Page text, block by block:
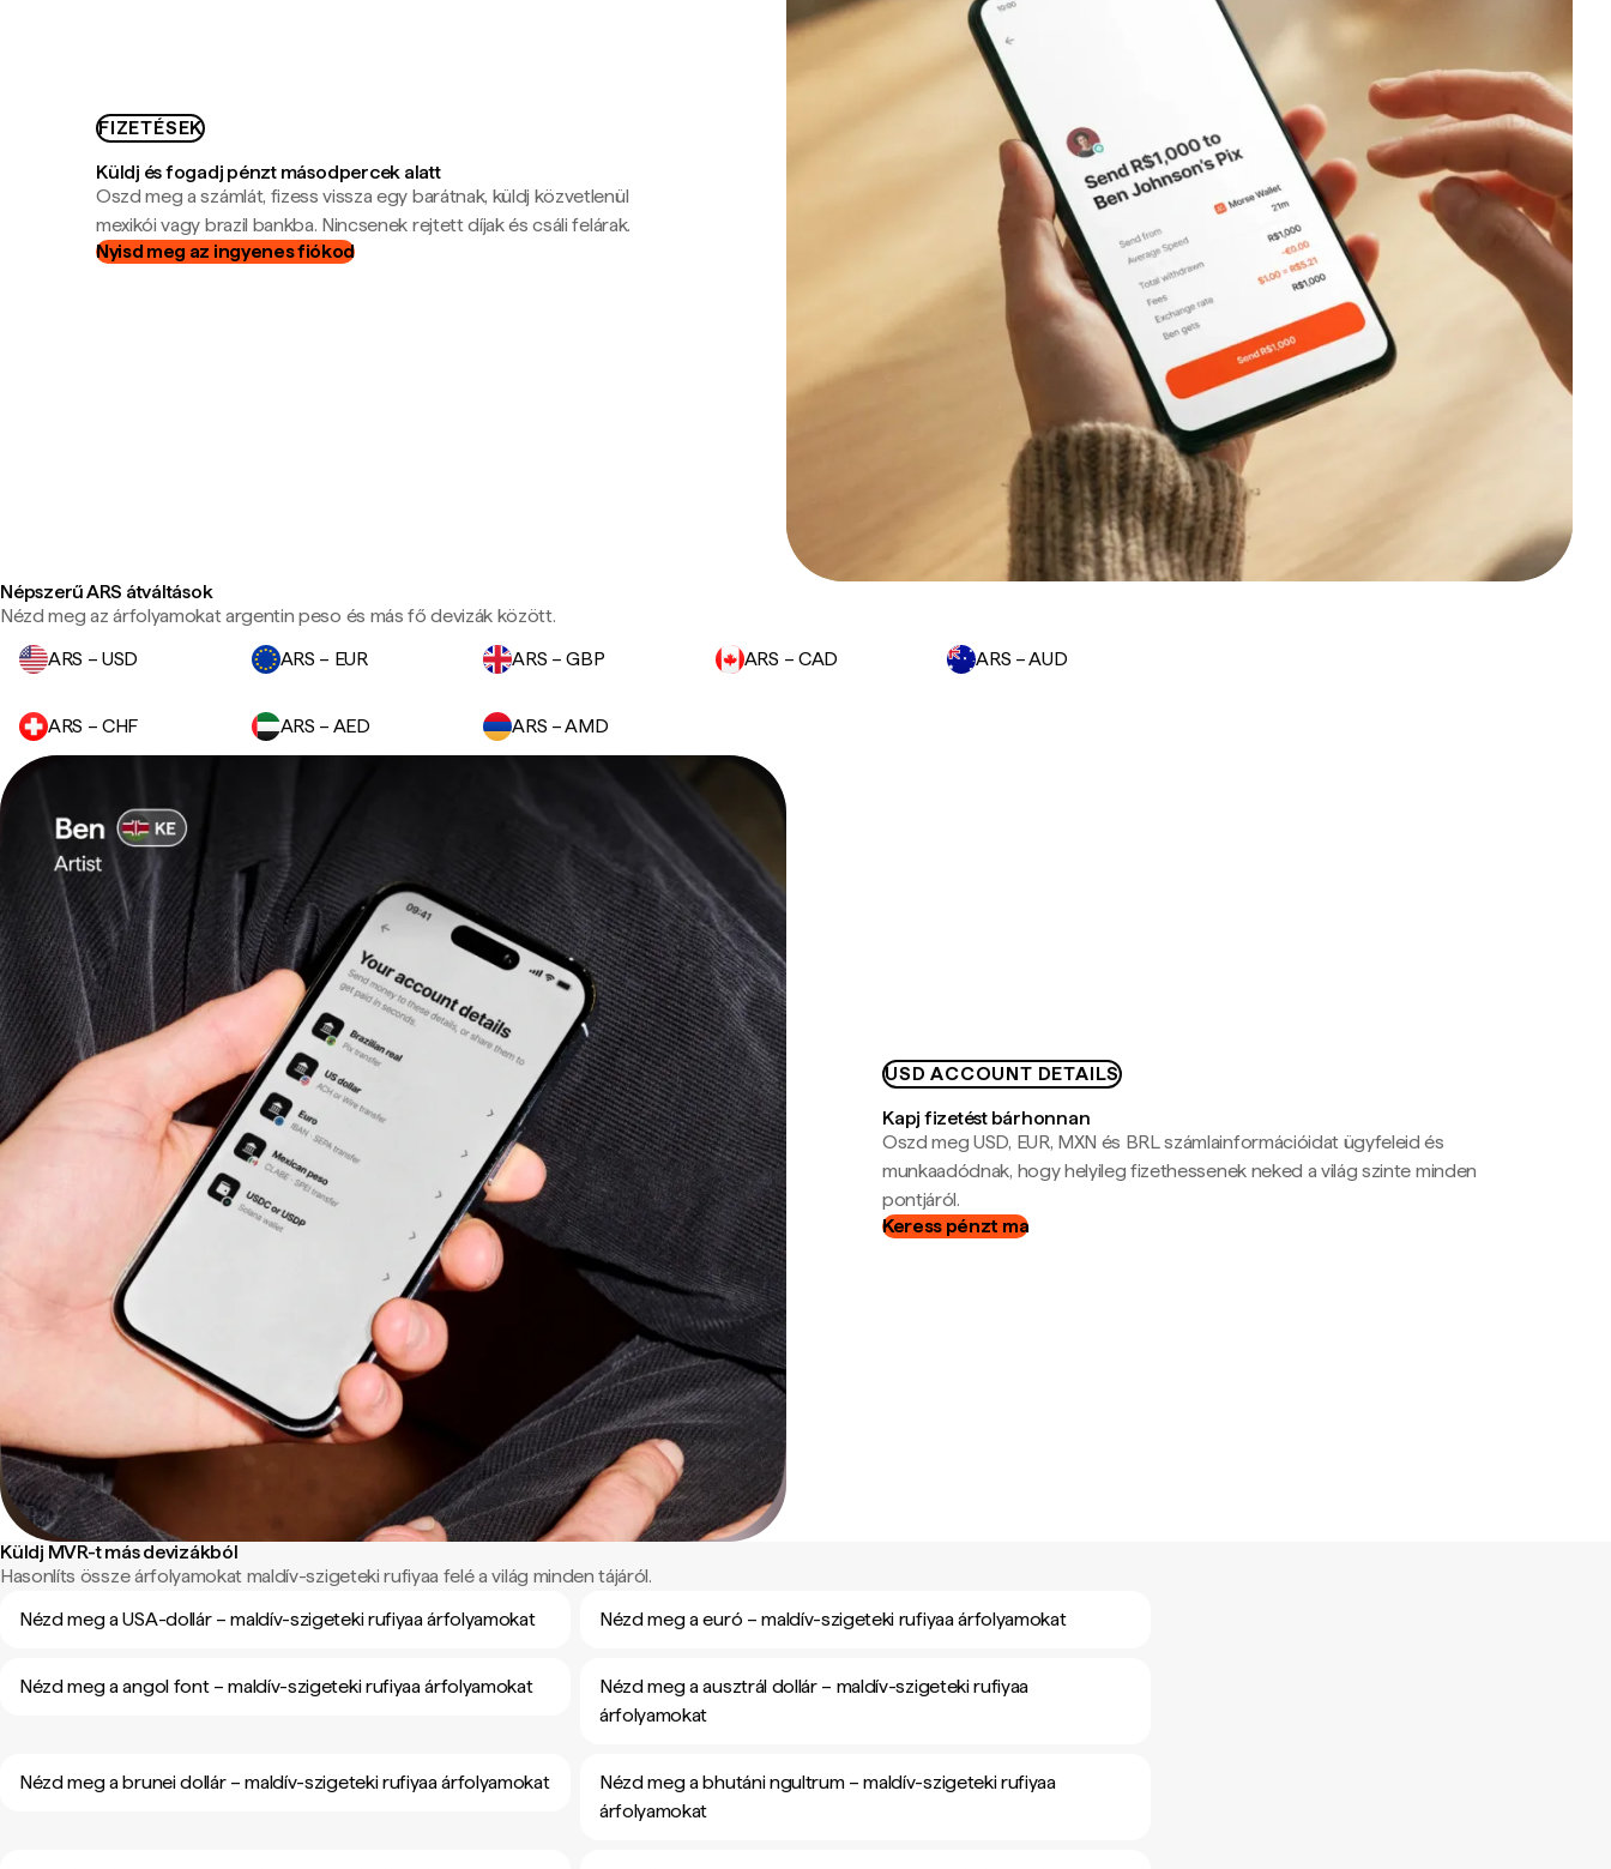
FIZETÉSEK
Küldj és fogadj pénzt másodpercek alatt
Oszd meg a számlát, fizess vissza egy barátnak, küldj közvetlenül
mexikói vagy brazil bankba. Nincsenek rejtett díjak és csáli felárak.
Nyisd meg az ingyenes fiókod
Népszerű ARS átváltások
Nézd meg az árfolyamokat argentin peso és más fő devizák között.
ARS – USD
ARS – EUR ARS – GBP ARS – CAD ARS – AUD
ARS – CHF ARS – AED ARS – AMD
USD ACCOUNT DETAILS
Kapj fizetést bárhonnan
Oszd meg USD, EUR, MXN és BRL számlainformációidat ügyfeleid és
munkaadódnak, hogy helyileg fizethessenek neked a világ szinte minden
pontjáról.
Keress pénzt ma
Küldj MVR-t más devizákból
Hasonlíts össze árfolyamokat maldív-szigeteki rufiyaa felé a világ minden tájáról.
Nézd meg a USA-dollár – maldív-szigeteki rufiyaa árfolyamokat
Nézd meg a euró – maldív-szigeteki rufiyaa árfolyamokat
Nézd meg a angol font – maldív-szigeteki rufiyaa árfolyamokat
Nézd meg a ausztrál dollár – maldív-szigeteki rufiyaa
árfolyamokat
Nézd meg a brunei dollár – maldív-szigeteki rufiyaa árfolyamokat
Nézd meg a bhutáni ngultrum – maldív-szigeteki rufiyaa
árfolyamokat